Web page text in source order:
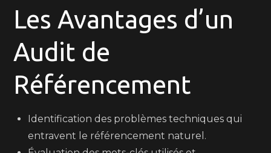
Les Avantages d’un
Audit de
Référencement
Identification des problèmes techniques qui
entravent le référencement naturel.